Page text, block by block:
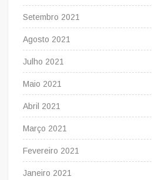
Setembro 2021
Agosto 2021
Julho 2021
Maio 2021
Abril 2021
Março 2021
Fevereiro 2021
Janeiro 2021